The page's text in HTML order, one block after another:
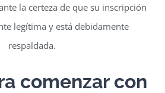
la certeza de que su inscripción
legítima y está debidamente
respaldada.
comenzar con